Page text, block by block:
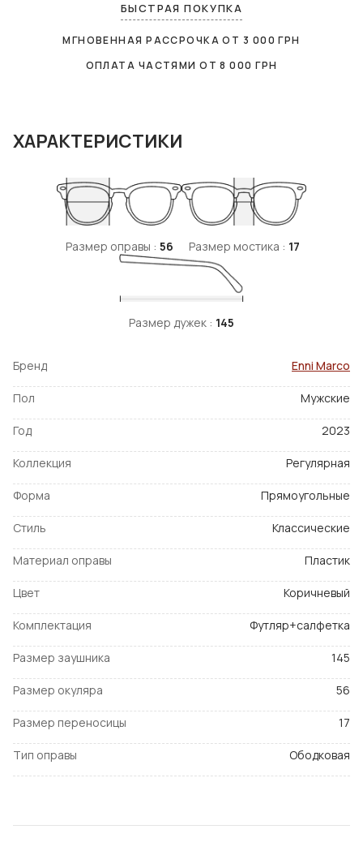
БЫСТРАЯ ПОКУПКА
МГНОВЕННАЯ РАССРОЧКА ОТ 3 000 ГРН
ОПЛАТА ЧАСТЯМИ ОТ8 000 ГРН
ХАРАКТЕРИСТИКИ
Размер оправы : 56 Размер мостика : 17
Размер дужек : 145
Бренд Enni Marco
Пол Мужские
Год 2023
Коллекция Регулярная
Форма Прямоугольные
Стиль Классические
Материал оправы Пластик
Цвет Коричневый
Комплектация Футляр+салфетка
Размер заушника 145
Размер окуляра 56
Размер переносицы 17
Тип оправы Ободковая